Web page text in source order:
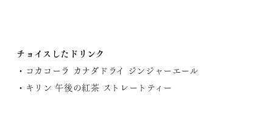
チョイスしたドリンク
・コカコーラ カナダドライ ジンジャーエール
・キリン 午後の紅茶 ストレートティー